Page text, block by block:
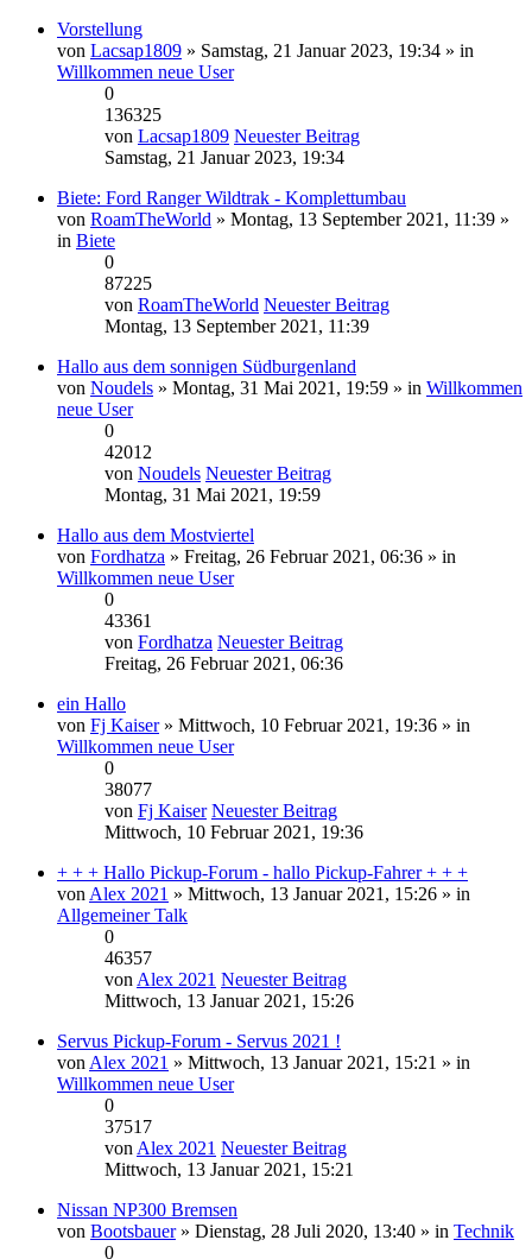
Vorstellung
von Lacsap1809 » Samstag, 21 Januar 2023, 19:34 » in
Willkommen neue User
0
136325
von Lacsap1809 Neuester Beitrag
Samstag, 21 Januar 2023, 19:34
Biete: Ford Ranger Wildtrak - Komplettumbau
von RoamTheWorld » Montag, 13 September 2021, 11:39 »
in Biete
0
87225
von RoamTheWorld Neuester Beitrag
Montag, 13 September 2021, 11:39
Hallo aus dem sonnigen Südburgenland
von Noudels » Montag, 31 Mai 2021, 19:59 » in Willkommen
neue User
0
42012
von Noudels Neuester Beitrag
Montag, 31 Mai 2021, 19:59
Hallo aus dem Mostviertel
von Fordhatza » Freitag, 26 Februar 2021, 06:36 » in
Willkommen neue User
0
43361
von Fordhatza Neuester Beitrag
Freitag, 26 Februar 2021, 06:36
ein Hallo
von Fj Kaiser» Mittwoch, 10 Februar 2021, 19:36 » in
Willkommen neue User
0
38077
von Fj Kaiser Neuester Beitrag
Mittwoch, 10 Februar 2021, 19:36
+ + + Hallo Pickup-Forum - hallo Pickup-Fahrer + + +
von Alex 2021 » Mittwoch, 13 Januar 2021, 15:26 » in
Allgemeiner Talk
0
46357
von Alex 2021 Neuester Beitrag
Mittwoch, 13 Januar 2021, 15:26
Servus Pickup-Forum - Servus 2021 !
von Alex 2021 » Mittwoch, 13 Januar 2021, 15:21 » in
Willkommen neue User
0
37517
von Alex 2021 Neuester Beitrag
Mittwoch, 13 Januar 2021, 15:21
Nissan NP300 Bremsen
von Bootsbauer» Dienstag, 28 Juli 2020, 13:40 » in Technik
0